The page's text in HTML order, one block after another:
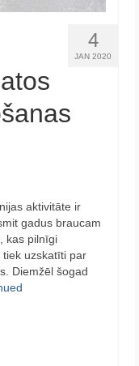
4
JAN 2020
aktivitāte ir
gadus braucam
kas pilnīgi
tiek uzskatīti par
Diemžēl šogad